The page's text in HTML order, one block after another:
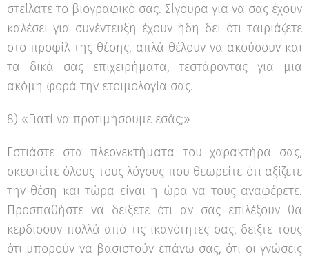
✖
Κάνε το Δωρεάν Τεστ
Επαγγελματικού
δυνατότητες και σχεδίασε την ιδανική
καριέρα.
Ξεκίνα τώρα
στείλατε το βιογραφικό σας. Σίγουρα για να σας έχουν
καλέσει για συνέντευξη έχουν ήδη δει ότι ταιριάζετε
στο προφίλ της θέσης, απλά θέλουν να ακούσουν και
τα δικά σας επιχειρήματα, τεστάροντας για μια
ακόμη φορά την ετοιμολογία σας.
8) «Γιατί να προτιμήσουμε εσάς;»
Εστιάστε στα πλεονεκτήματα του χαρακτήρα σας,
σκεφτείτε όλους τους λόγους που θεωρείτε ότι αξίζετε
την θέση και τώρα είναι η ώρα να τους αναφέρετε.
Προσπαθήστε να δείξετε ότι αν σας επιλέξουν θα
κερδίσουν πολλά από τις ικανότητες σας, δείξτε τους
ότι μπορούν να βασιστούν επάνω σας, ότι οι γνώσεις